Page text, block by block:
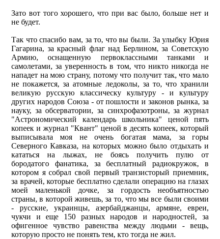
Зато вот того хорошего, что при вас было, больше нет и
не будет.
Так что спасибо вам, за то, что вы были. За улыбку Юрия
Гагарина, за красный флаг над Берлином, за Советскую
Армию, оснащенную первоклассными танками и
самолетами, за уверенность в том, что никто никогда не
нападет на мою страну, потому что получит так, что мало
не покажется, за атомные ледоколы, за то, что хранили
великую русскую классическу культуру - и культуру
других народов Союза - от пошлости и законов рынка, за
науку, за обсерватории, за синхрофазотроны, за журнал
"Астрономический календарь школьника" ценой пять
копеек и журнал "Квант" ценой в десять копеек, который
выписывала моя не очень богатая мама, за горы
Северного Кавказа, на которых можно было отдыхать и
кататься на лыжах, не боясь получить пулю от
бородатого фанатика, за бесплатный радиокружок, в
котором я собрал свой первый транзисторый приемник,
за врачей, которые бесплатно сделали операцию на глазах
моей маленькой дочке, за гордость необъятностью
страны, в которой живешь, за то, что мы все были своими
- русские, украинцы, азербайджанцы, армяне, евреи,
чукчи и еще 150 разных народов и народностей, за
офигенное чувство равенства между людьми - вещь,
которую просто не понять тем, кто тогда не жил.